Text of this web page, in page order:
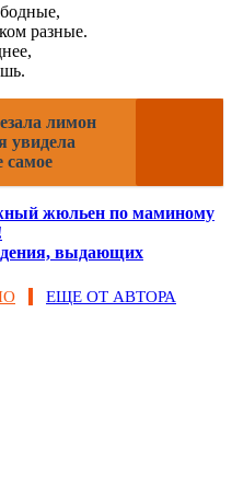
разные.
лимон
увидела
самое
жюльен по маминому
выдающих
ЕЩЕ ОТ АВТОРА